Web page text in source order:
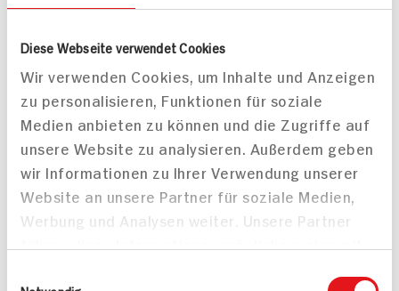
Diese Webseite verwendet Cookies
Wir verwenden Cookies, um Inhalte und Anzeigen
zu personalisieren, Funktionen für soziale
Medien anbieten zu können und die Zugriffe auf
unsere Website zu analysieren. Außerdem geben
wir Informationen zu Ihrer Verwendung unserer
Website an unsere Partner für soziale Medien,
Werbung und Analysen weiter. Unsere Partner
Schokoküchlein auf
Erdbeercarpaccio mit
Macadamia-Eis und
704 kcal p. Portion
Florentiner 12 Stück